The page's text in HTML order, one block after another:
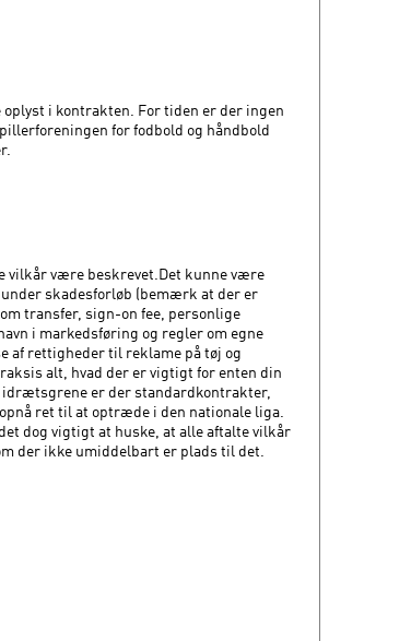
i kontrakten. For tiden er der ingen
for fodbold og håndbold
vilkår være beskrevet.Det kunne være
skadesforløb (bemærk at der er
transfer, sign-on fee, personlige
i markedsføring og regler om egne
af rettigheder til reklame på tøj og
alt, hvad der er vigtigt for enten din
er der standardkontrakter,
ret til at optræde i den nationale liga.
dog vigtigt at huske, at alle aftalte vilkår
der ikke umiddelbart er plads til det.